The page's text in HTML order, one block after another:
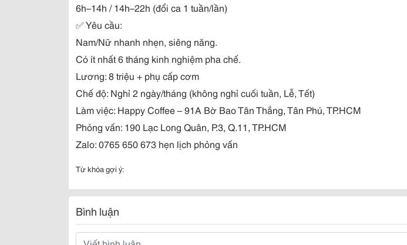
6h–14h / 14h–22h (đổi ca 1 tuần/lần)
✅Yêu cầu:
Nam/Nữ nhanh nhẹn, siêng năng.
Có ít nhất 6 tháng kinh nghiệm pha chế.
Lương: 8 triệu + phụ cấp cơm
Chế độ: Nghỉ 2 ngày/tháng (không nghỉ cuối tuần, Lễ, Tết)
Làm việc: Happy Coffee – 91A Bờ Bao Tân Thắng, Tân Phú, TP.HCM
Phỏng vấn: 190 Lạc Long Quân, P.3, Q.11, TP.HCM
Zalo: 0765 650 673 hẹn lịch phỏng vấn
Từ khóa gợi ý:
Bình luận